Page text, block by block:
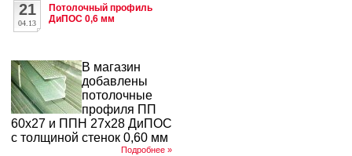
Потолочный профиль
ДиПОС 0,6 мм
21
04.13
В магазин
добавлены
потолочные
профиля ПП
60х27 и ППН 27х28 ДиПОС
с толщиной стенок 0,60 мм
Подробнее »